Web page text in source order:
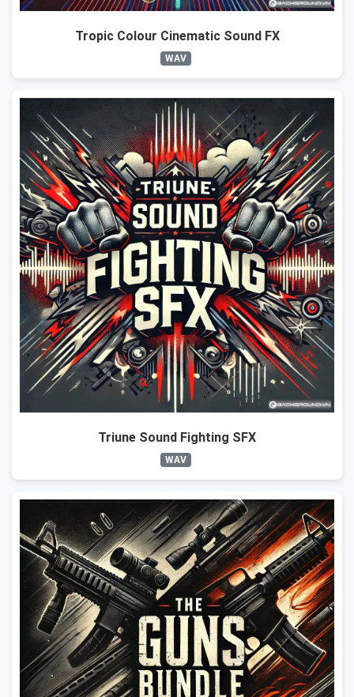
Tropic Colour Cinematic Sound FX
WAV
Triune Sound Fighting SFX
WAV